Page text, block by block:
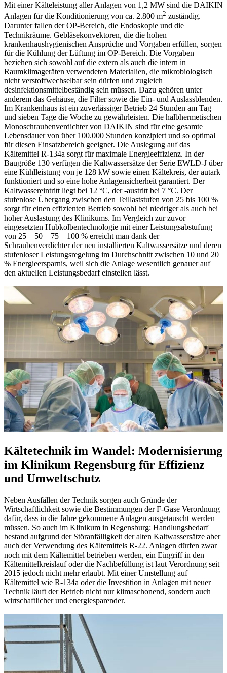
Mit einer Kälteleistung aller Anlagen von 1,2 MW sind die DAIKIN
Anlagen für die Konditionierung von ca. 2.800 m2 zuständig.
Darunter fallen der OP-Bereich, die Endoskopie und die
Technikräume. Gebläsekonvektoren, die die hohen
krankenhaushygienischen Ansprüche und Vorgaben erfüllen, sorgen
für die Kühlung der Lüftung im OP-Bereich. Die Vorgaben
beziehen sich sowohl auf die extern als auch die intern in
Raumklimageräten verwendeten Materialien, die mikrobiologisch
nicht verstoffwechselbar sein dürfen und zugleich
desinfektionsmittelbeständig sein müssen. Dazu gehören unter
anderem das Gehäuse, die Filter sowie die Ein- und Auslassblenden.
Im Krankenhaus ist ein zuverlässiger Betrieb 24 Stunden am Tag
und sieben Tage die Woche zu gewährleisten. Die halbhermetischen
Monoschraubenverdichter von DAIKIN sind für eine gesamte
Lebensdauer von über 100.000 Stunden konzipiert und so optimal
für diesen Einsatzbereich geeignet. Die Auslegung auf das
Kältemittel R-134a sorgt für maximale Energieeffizienz. In der
Baugröße 130 verfügen die Kaltwassersätze der Serie EWLD-J über
eine Kühlleistung von je 128 kW sowie einen Kältekreis, der autark
funktioniert und so eine hohe Anlagensicherheit garantiert. Der
Kaltwassereintritt liegt bei 12 °C, der -austritt bei 7 °C. Der
stufenlose Übergang zwischen den Teillaststufen von 25 bis 100 %
sorgt für einen effizienten Betrieb sowohl bei niedriger als auch bei
hoher Auslastung des Klinikums. Im Vergleich zur zuvor
eingesetzten Hubkolbentechnologie mit einer Leistungsabstufung
von 25 – 50 – 75 – 100 % erreicht man dank der
Schraubenverdichter der neu installierten Kaltwassersätze und deren
stufenloser Leistungsregelung im Durchschnitt zwischen 10 und 20
% Energieersparnis, weil sich die Anlage wesentlich genauer auf
den aktuellen Leistungsbedarf einstellen lässt.
Kältetechnik im Wandel: Modernisierung
im Klinikum Regensburg für Effizienz
und Umweltschutz
Neben Ausfällen der Technik sorgen auch Gründe der
Wirtschaftlichkeit sowie die Bestimmungen der F-Gase Verordnung
dafür, dass in die Jahre gekommene Anlagen ausgetauscht werden
müssen. So auch im Klinikum in Regensburg: Handlungsbedarf
bestand aufgrund der Störanfälligkeit der alten Kaltwassersätze aber
auch der Verwendung des Kältemittels R-22. Anlagen dürfen zwar
noch mit dem Kältemittel betrieben werden, ein Eingriff in den
Kältemittelkreislauf oder die Nachbefüllung ist laut Verordnung seit
2015 jedoch nicht mehr erlaubt. Mit einer Umstellung auf
Kältemittel wie R-134a oder die Investition in Anlagen mit neuer
Technik läuft der Betrieb nicht nur klimaschonend, sondern auch
wirtschaftlicher und energiesparender.